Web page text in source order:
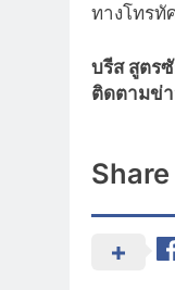
ทางโทรทั
บรีส สูตร
ติดตามข่า
Share